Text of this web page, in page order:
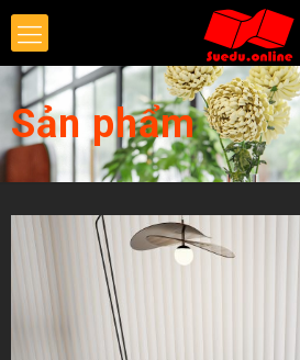
Sản phẩm